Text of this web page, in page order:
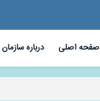
صفحه اصلی درباره سازمان